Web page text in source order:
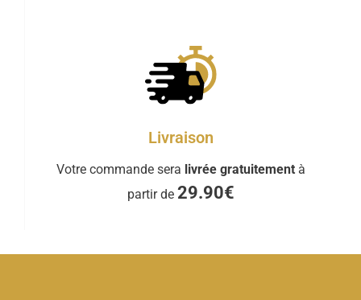
Livraison
Votre commande sera livrée gratuitement à
partir de 29.90€